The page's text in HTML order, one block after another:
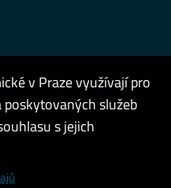
v Praze využívají pro
služeb
s jejich